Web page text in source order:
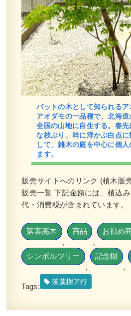
バットの木として知られる
アオダモの一品種で、北海
全国の山地に自生する。春
な枝ぶり、幹に浮かぶ白点に
して、雑木の庭を中心に個
ます。
販売サイトへのリンク (植木販
販売一覧 下記金額には、植込
代・消費税が含まれています。
落葉高木
,
商品
,
お勧め
シンボルツリー
,
記念樹
,
Tags:
落葉樹ア行